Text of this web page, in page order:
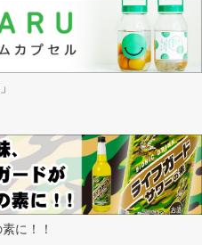
に！！